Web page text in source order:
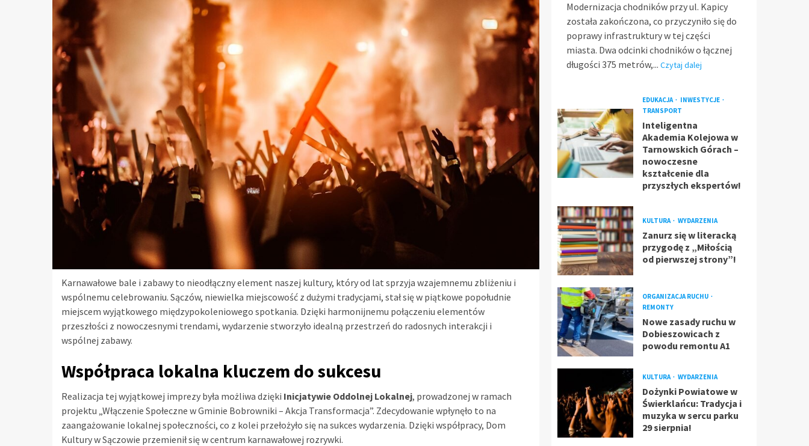
Karnawałowe bale i zabawy to nieodłączny element naszej kultury, który od lat sprzyja wzajemnemu zbliżeniu i
wspólnemu celebrowaniu. Sączów, niewielka miejscowość z dużymi tradycjami, stał się w piątkowe popołudnie
miejscem wyjątkowego międzypokoleniowego spotkania. Dzięki harmonijnemu połączeniu elementów
przeszłości z nowoczesnymi trendami, wydarzenie stworzyło idealną przestrzeń do radosnych interakcji i
wspólnej zabawy.
Współpraca lokalna kluczem do sukcesu
Realizacja tej wyjątkowej imprezy była możliwa dzięki Inicjatywie Oddolnej Lokalnej, prowadzonej w ramach
projektu „Włączenie Społeczne w Gminie Bobrowniki – Akcja Transformacja”. Zdecydowanie wpłynęło to na
zaangażowanie lokalnej społeczności, co z kolei przełożyło się na sukces wydarzenia. Dzięki współpracy, Dom
Kultury w Sączowie przemienił się w centrum karnawałowej rozrywki.
Modernizacja chodników przy ul. Kapicy
została zakończona, co przyczyniło się do
poprawy infrastruktury w tej części
miasta. Dwa odcinki chodników o łącznej
długości 375 metrów,... Czytaj dalej
EDUKACJA
INWESTYCJE
TRANSPORT
Inteligentna
Akademia Kolejowa w
Tarnowskich Górach –
nowoczesne
kształcenie dla
przyszłych ekspertów!
KULTURA WYDARZENIA
Zanurz się w literacką
przygodę z „Miłością
od pierwszej strony”!
ORGANIZACJA RUCHU
REMONTY
Nowe zasady ruchu w
Dobieszowicach z
powodu remontu A1
KULTURA WYDARZENIA
Dożynki Powiatowe w
Świerklańcu: Tradycja i
muzyka w sercu parku
29 sierpnia!